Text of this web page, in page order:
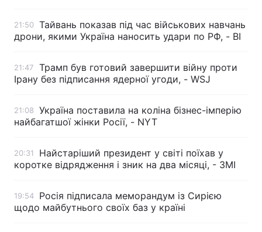
21:50 Тайвань показав під час військових навчань
дрони, якими Україна наносить удари по РФ, - BI
21:47
Трамп був готовий завершити війну проти
Ірану без підписання ядерної угоди, - WSJ
21:08
Україна поставила на коліна бізнес-імперію
найбагатшої жінки Росії, - NYT
20:31
Найстаріший президент у світі поїхав у
коротке відрядження і зник на два місяці, - ЗМІ
19:54
Росія підписала меморандум із Сирією
щодо майбутнього своїх баз у країні